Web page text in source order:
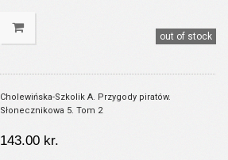
out of stock
Cholewińska-Szkolik A. Przygody piratów.
Słonecznikowa 5. Tom 2
143.00 kr.